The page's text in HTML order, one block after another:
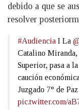
debido a que se
resolver
#Audiencia I La
Catalino
Superior, pasa a
caución
Juzgado 7° de
pic.twitter.com/